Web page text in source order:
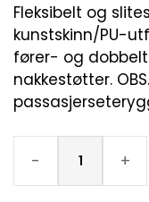
Fleksibelt og
kunstskinn/PU-
fører- og
nakkestøtter.
- +